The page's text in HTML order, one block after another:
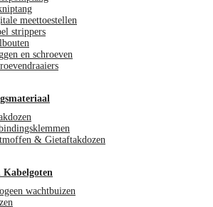
meettoestellen
strippers
en schroeven
& Gietaftakdozen
Kabelgoten
wachtbuizen